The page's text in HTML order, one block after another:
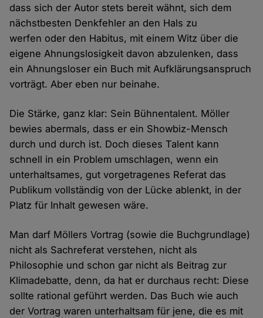
dass sich der Autor stets bereit wähnt, sich dem
nächstbesten Denkfehler an den Hals zu
werfen oder den Habitus, mit einem Witz über die
eigene Ahnungslosigkeit davon abzulenken, dass
ein Ahnungsloser ein Buch mit Aufklärungsanspruch
vorträgt. Aber eben nur beinahe.
Die Stärke, ganz klar: Sein Bühnentalent. Möller
bewies abermals, dass er ein Showbiz-Mensch
durch und durch ist. Doch dieses Talent kann
schnell in ein Problem umschlagen, wenn ein
unterhaltsames, gut vorgetragenes Referat das
Publikum vollständig von der Lücke ablenkt, in der
Platz für Inhalt gewesen wäre.
Man darf Möllers Vortrag (sowie die Buchgrundlage)
nicht als Sachreferat verstehen, nicht als
Philosophie und schon gar nicht als Beitrag zur
Klimadebatte, denn, da hat er durchaus recht: Diese
sollte rational geführt werden. Das Buch wie auch
der Vortrag waren unterhaltsam für jene, die es mit